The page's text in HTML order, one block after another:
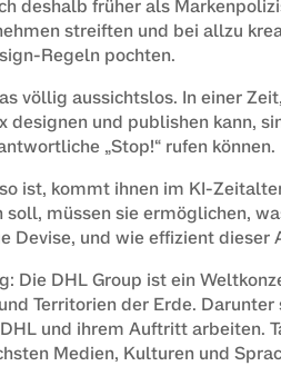
deshalb früher als
streiften und bei allzu
Regeln pochten.
völlig aussichtslos. In einer
designen und publishen kann,
„Stop!“ rufen können.
ist, kommt ihnen im KI-
soll, müssen sie ermöglichen,
Devise, und wie effizient
Die DHL Group ist ein
Territorien der Erde.
und ihrem Auftritt arbeiten.
Medien, Kulturen und